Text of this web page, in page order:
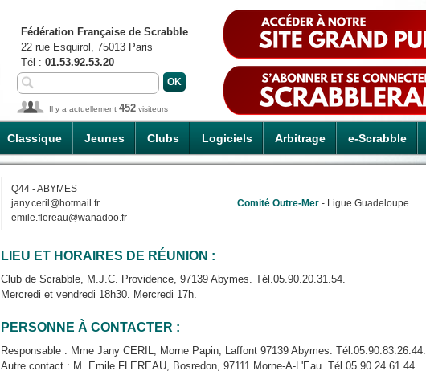
Classique Jeunes Clubs Logiciels Arbitrage e-Scrabble
Fédération Française de Scrabble
22 rue Esquirol, 75013 Paris
Tél : 01.53.92.53.20
Il y a actuellement 452 visiteurs
Q44 - ABYMES
jany.ceril@hotmail.fr
emile.flereau@wanadoo.fr
Comité Outre-Mer - Ligue Guadeloupe
LIEU ET HORAIRES DE RÉUNION :
Club de Scrabble, M.J.C. Providence, 97139 Abymes. Tél.05.90.20.31.54.
Mercredi et vendredi 18h30. Mercredi 17h.
PERSONNE À CONTACTER :
Responsable : Mme Jany CERIL, Morne Papin, Laffont 97139 Abymes. Tél.05.90.83.26.44.
Autre contact : M. Emile FLEREAU, Bosredon, 97111 Morne-A-L'Eau. Tél.05.90.24.61.44.